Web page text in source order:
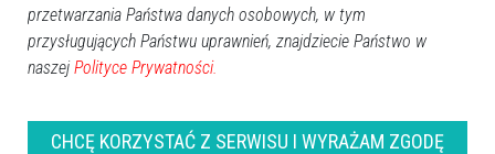
przetwarzania Państwa danych osobowych, w tym
przysługujących Państwu uprawnień, znajdziecie Państwo w
naszej Polityce Prywatności.
CHCĘ KORZYSTAĆ Z SERWISU I WYRAŻAM ZGODĘ